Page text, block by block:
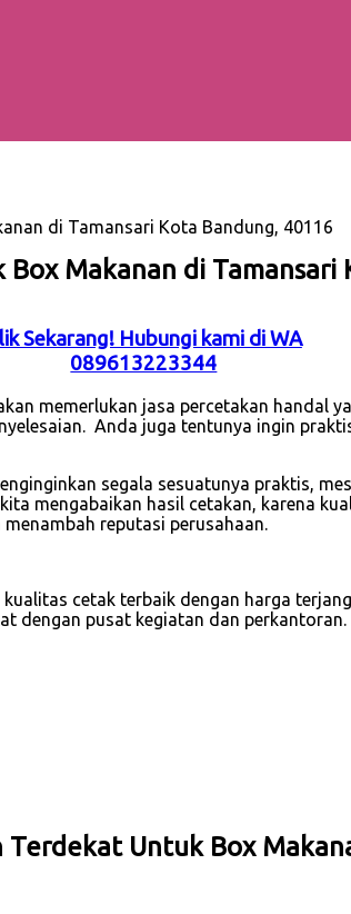
di Tamansari Kota Bandung, 40116
Makanan di Tamansari
Sekarang! Hubungi kami di WA
089613223344
memerlukan jasa percetakan handal
Anda juga tentunya ingin
segala sesuatunya praktis,
mengabaikan hasil cetakan, karena
reputasi perusahaan.
cetak terbaik dengan harga
dengan pusat kegiatan dan perkantoran.
Untuk Box